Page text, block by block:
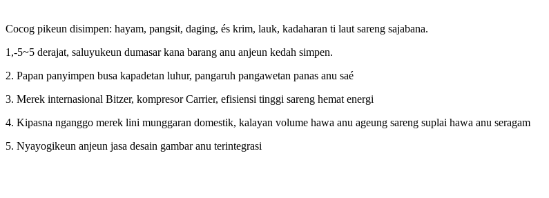
Cocog pikeun disimpen: hayam, pangsit, daging, és krim, lauk, kadaharan ti laut sareng sajabana.
1,-5~5 derajat, saluyukeun dumasar kana barang anu anjeun kedah simpen.
2. Papan panyimpen busa kapadetan luhur, pangaruh pangawetan panas anu saé
3. Merek internasional Bitzer, kompresor Carrier, efisiensi tinggi sareng hemat energi
4. Kipasna nganggo merek lini munggaran domestik, kalayan volume hawa anu ageung sareng suplai hawa anu seragam
5. Nyayogikeun anjeun jasa desain gambar anu terintegrasi